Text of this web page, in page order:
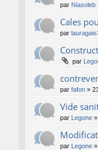
par Niasoleb
Cales
par
par
par fafon »
Vide
par Legone »
par Legone »